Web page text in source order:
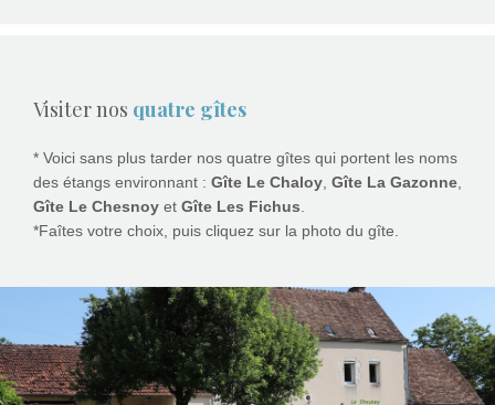
Visiter nos quatre gîtes
* Voici sans plus tarder nos quatre gîtes qui portent les noms
des étangs environnant : Gîte Le Chaloy, Gîte La Gazonne,
Gîte Le Chesnoy et Gîte Les Fichus.
*Faîtes votre choix, puis cliquez sur la photo du gîte.